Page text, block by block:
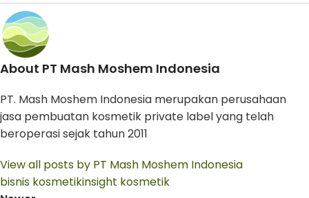
About PT Mash Moshem Indonesia
PT. Mash Moshem Indonesia merupakan perusahaan
jasa pembuatan kosmetik private label yang telah
beroperasi sejak tahun 2011
View all posts by PT Mash Moshem Indonesia
bisnis kosmetikinsight kosmetik